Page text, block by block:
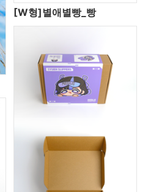
[W형]별애별빵_빵